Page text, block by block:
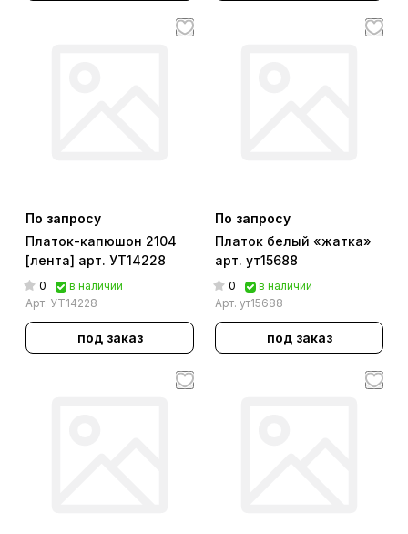
По запросу
Платок-капюшон 2104
[лента] арт. УТ14228
0
в наличии
Арт. УТ14228
под заказ
По запросу
Платок белый «жатка»
арт. ут15688
0
в наличии
Арт. ут15688
под заказ